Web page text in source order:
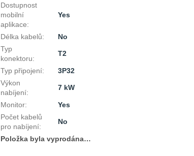
Dostupnost
mobilní
aplikace:
Yes
Délka kabelů:
No
Typ
konektoru:
T2
Typ připojení:
3P32
Výkon
nabíjení:
7 kW
Monitor:
Yes
Počet kabelů
pro nabíjení:
No
Položka byla vyprodána…